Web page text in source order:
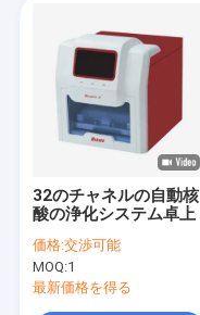
32のチャネルの自動核
酸の浄化システム卓上
価格:交渉可能
MOQ:1
最新価格を得る